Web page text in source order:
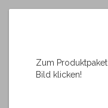
Zum
Bild klicken!